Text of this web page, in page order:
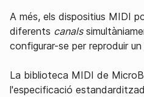
A més, els dispositius MIDI
diferents canals
configurar-se per reproduir
La biblioteca MIDI de
l'especificació